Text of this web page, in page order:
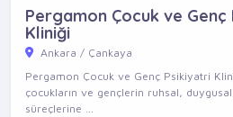
Pergamon Çocuk ve Genç
Kliniği
Ankara / Çankaya
Pergamon Çocuk ve Genç Psikiyatri
çocukların ve gençlerin ruhsal,
süreçlerine ...